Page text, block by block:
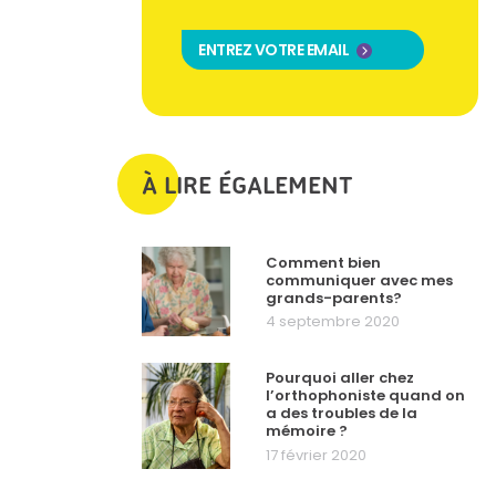
ENTREZ VOTRE EMAIL
À LIRE ÉGALEMENT
Comment bien
communiquer avec mes
grands-parents?
4 septembre 2020
Pourquoi aller chez
l’orthophoniste quand on
a des troubles de la
mémoire ?
17 février 2020